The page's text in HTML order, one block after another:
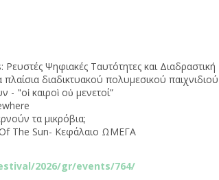
Ψηφιακές Ταυτότητες και Διαδραστική
διαδικτυακού πολυμεσικού
- "οἱ καιροὶ οὐ μενετοί”
τα μικρόβια;
Of The Sun- Κεφάλαιο ΩΜΕΓΑ
2026/gr/events/764/